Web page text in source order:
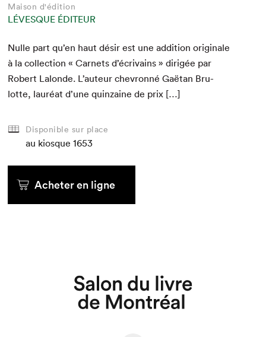
Que cherchez-vous?
Maison d'édition
LÉVESQUE ÉDITEUR
Nulle part qu’en haut désir est une addi­tion orig­i­nale
à la col­lec­tion « Car­nets d’écrivains » dirigée par
Robert Lalonde. L’auteur chevron­né Gaë­tan Bru­
lotte, lau­réat d’une quin­zaine de prix […]
Disponible sur place
au kiosque 1653
Acheter en ligne